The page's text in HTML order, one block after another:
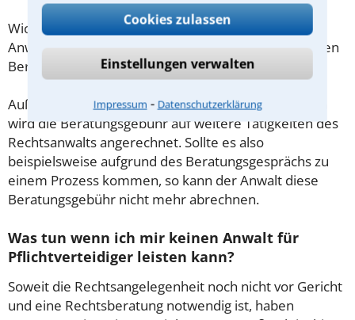
Cookies zulassen
Einstellungen verwalten
Impressum ⁃ Datenschutzerklärung
Wichtig daher: Klären Sie die Kostenfrage mit Ihrem
Anwalt aus Munderkingen schon zu Beginn der ersten
Beratung.
Außerdem gut zu wissen: Gemäß § 34 Absatz 2 RVG
wird die Beratungsgebühr auf weitere Tätigkeiten des
Rechtsanwalts angerechnet. Sollte es also
beispielsweise aufgrund des Beratungsgesprächs zu
einem Prozess kommen, so kann der Anwalt diese
Beratungsgebühr nicht mehr abrechnen.
Was tun wenn ich mir keinen Anwalt für
Pflichtverteidiger leisten kann?
Soweit die Rechtsangelegenheit noch nicht vor Gericht
und eine Rechtsberatung notwendig ist, haben